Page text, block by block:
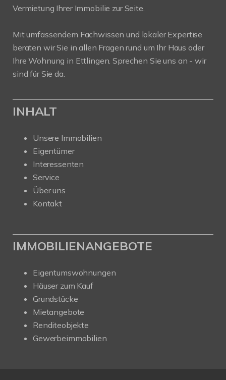
Vermietung Ihrer Immobilie zur Seite.
Mit umfassendem Fachwissen und lokaler Expertise
beraten wir Sie in allen Fragen rund um Ihr Haus oder
Ihre Wohnung in Ettlingen. Sprechen Sie uns an - wir
sind für Sie da.
INHALT
Unsere Immobilien
Eigentümer
Interessenten
Service
Über uns
Kontakt
IMMOBILIENANGEBOTE
Eigentumswohnungen
Häuser zum Kauf
Grundstücke
Mietangebote
Renditeobjekte
Gewerbeimmobilien